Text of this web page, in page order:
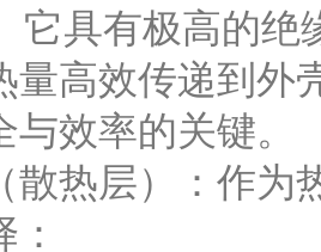
它具有极高的
量高效传递到外
效率的关键。
散热层）：作为